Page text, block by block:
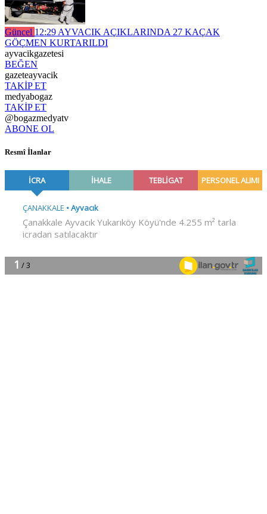
Güncel 12:29 AYVACIK AÇIKLARINDA 27 KAÇAK
GÖÇMEN KURTARILDI
ayvacikgazetesi
BEĞEN
gazeteayvacik
TAKİP ET
medyabogaz
TAKİP ET
@bogazmedyatv
ABONE OL
Resmî İlanlar